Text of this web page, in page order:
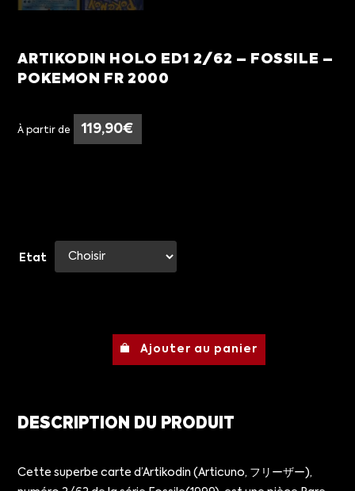
ARTIKODIN HOLO ED1 2/62 – FOSSILE –
POKEMON FR 2000
À partir de 119,90€
Etat
Ajouter au panier
DESCRIPTION DU PRODUIT
Cette superbe carte d’Artikodin (Articuno, フリーザー),